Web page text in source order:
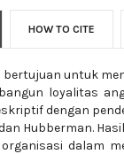
HOW TO CITE
bertujuan untuk
loyalitas
dengan
Hubberman.
dalam